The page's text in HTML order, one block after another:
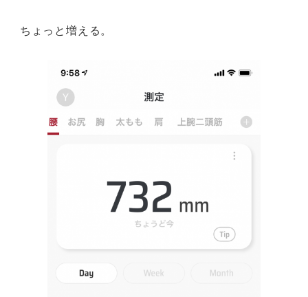
ちょっと増える。